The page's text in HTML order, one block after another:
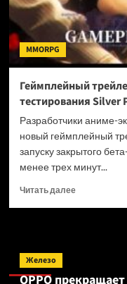
MMORPG
Геймплейный
тестирования Silver
Разработчики аниме-
новый геймплейный
запуску закрытого
менее трех минут...
Читать далееПрочитать
Поиск
Железо
OPPO